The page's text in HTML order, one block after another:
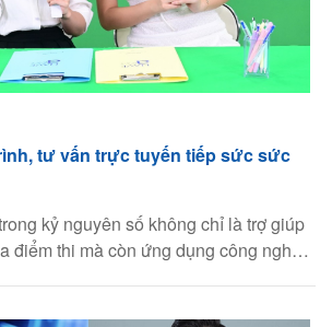
tư vấn trực tuyến tiếp sức sức
kỷ nguyên số không chỉ là trợ giúp
điểm thi mà còn ứng dụng công nghệ